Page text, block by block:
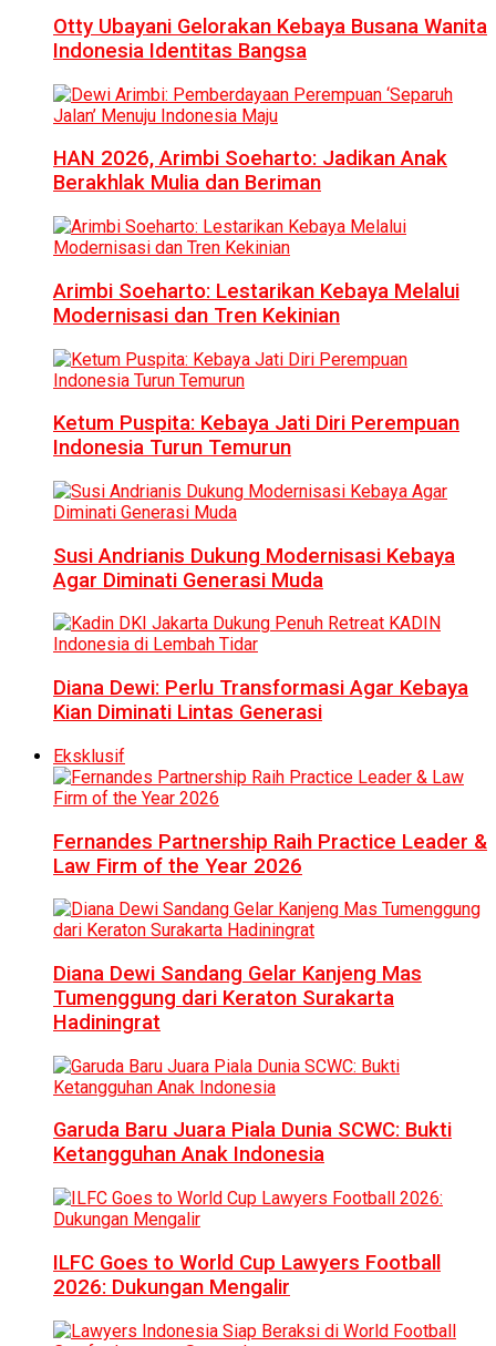
Otty Ubayani Gelorakan Kebaya Busana Wanita
Indonesia Identitas Bangsa
HAN 2026, Arimbi Soeharto: Jadikan Anak
Berakhlak Mulia dan Beriman
Arimbi Soeharto: Lestarikan Kebaya Melalui
Modernisasi dan Tren Kekinian
Ketum Puspita: Kebaya Jati Diri Perempuan
Indonesia Turun Temurun
Susi Andrianis Dukung Modernisasi Kebaya
Agar Diminati Generasi Muda
Diana Dewi: Perlu Transformasi Agar Kebaya
Kian Diminati Lintas Generasi
Eksklusif
Fernandes Partnership Raih Practice Leader &
Law Firm of the Year 2026
Diana Dewi Sandang Gelar Kanjeng Mas
Tumenggung dari Keraton Surakarta
Hadiningrat
Garuda Baru Juara Piala Dunia SCWC: Bukti
Ketangguhan Anak Indonesia
ILFC Goes to World Cup Lawyers Football
2026: Dukungan Mengalir